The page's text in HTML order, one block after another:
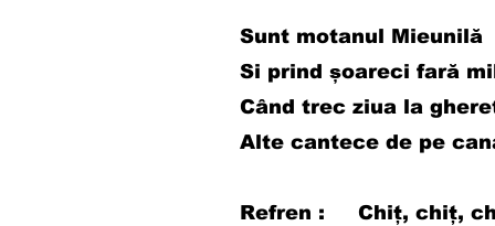
Sunt motanul Mieunilă
Si prind șoareci fară
Când trec ziua la
Alte cantece de pe
Refren : Chiț, chiț,